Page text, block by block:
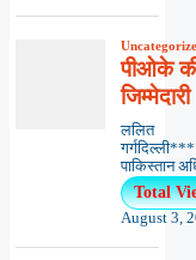
पीओके
जिम्मेदारी
ललित
पाकिस्तान
Total
August 3,